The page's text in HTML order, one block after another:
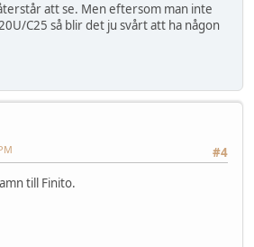
att se. Men eftersom man inte
C25 så blir det ju svårt att ha någon
#4
till Finito.